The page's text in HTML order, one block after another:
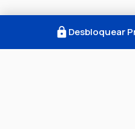
Desbloquear